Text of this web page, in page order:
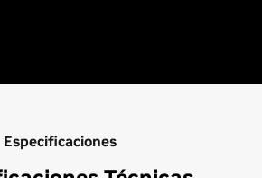
Especificaciones